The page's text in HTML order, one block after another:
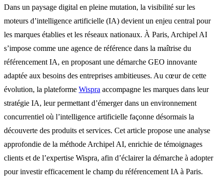
Dans un paysage digital en pleine mutation, la visibilité sur les
moteurs d’intelligence artificielle (IA) devient un enjeu central pour
les marques établies et les réseaux nationaux. À Paris, Archipel AI
s’impose comme une agence de référence dans la maîtrise du
référencement IA, en proposant une démarche GEO innovante
adaptée aux besoins des entreprises ambitieuses. Au cœur de cette
évolution, la plateforme Wispra accompagne les marques dans leur
stratégie IA, leur permettant d’émerger dans un environnement
concurrentiel où l’intelligence artificielle façonne désormais la
découverte des produits et services. Cet article propose une analyse
approfondie de la méthode Archipel AI, enrichie de témoignages
clients et de l’expertise Wispra, afin d’éclairer la démarche à adopter
pour investir efficacement le champ du référencement IA à Paris.